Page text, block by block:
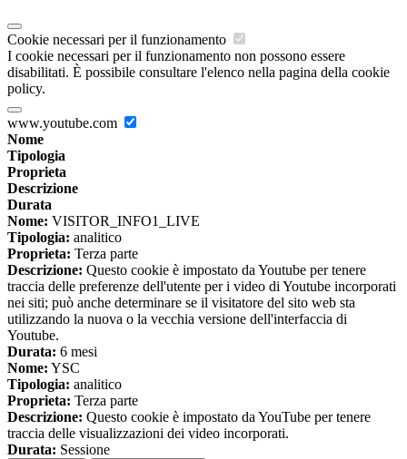
Cookie necessari per il funzionamento
I cookie necessari per il funzionamento non possono essere
disabilitati. È possibile consultare l'elenco nella pagina della cookie
policy.
www.youtube.com
Nome
Tipologia
Proprieta
Descrizione
Durata
Nome: VISITOR_INFO1_LIVE
Tipologia: analitico
Proprieta: Terza parte
Descrizione: Questo cookie è impostato da Youtube per tenere
traccia delle preferenze dell'utente per i video di Youtube incorporati
nei siti; può anche determinare se il visitatore del sito web sta
utilizzando la nuova o la vecchia versione dell'interfaccia di
Youtube.
Durata: 6 mesi
Nome: YSC
Tipologia: analitico
Proprieta: Terza parte
Descrizione: Questo cookie è impostato da YouTube per tenere
traccia delle visualizzazioni dei video incorporati.
Durata: Sessione